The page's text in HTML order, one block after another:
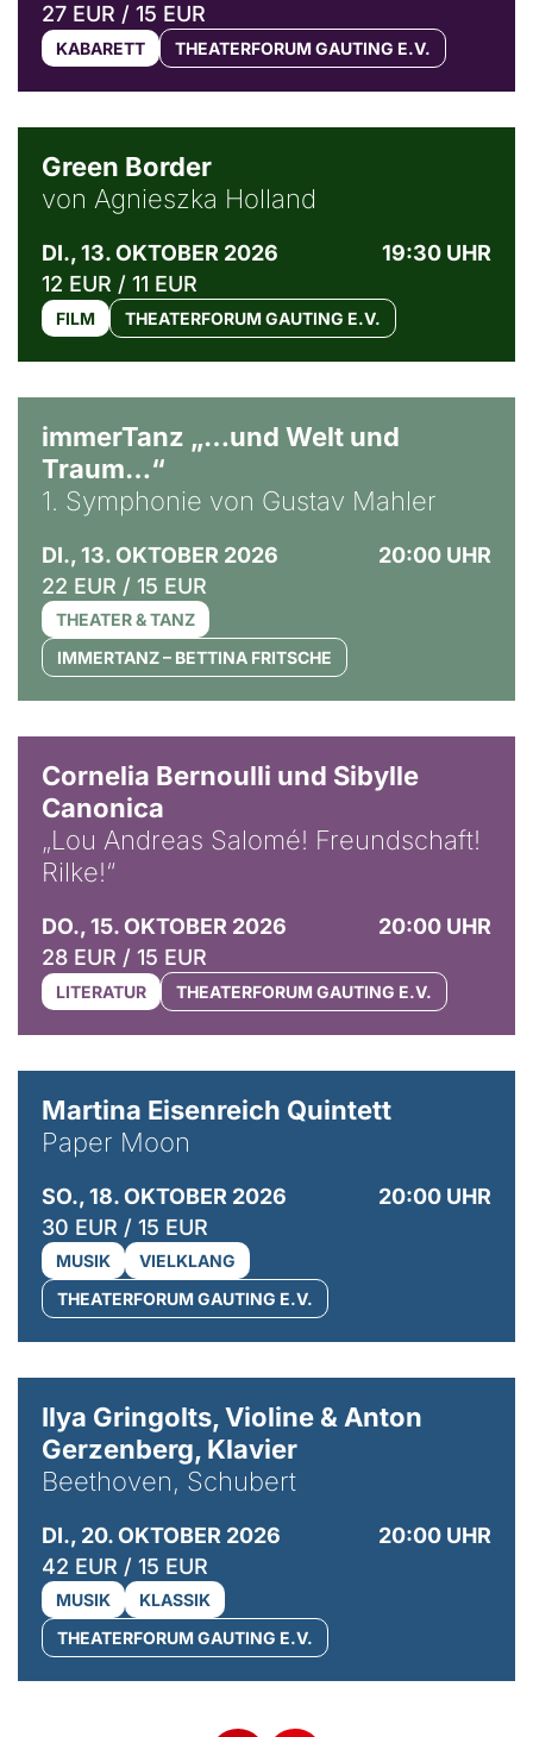
27 EUR / 15 EUR
KABARETT THEATERFORUM GAUTING E.V.
Green Border
von Agnieszka Holland
DI., 13. OKTOBER 2026
19:30 UHR
12 EUR / 11 EUR
FILM THEATERFORUM GAUTING E.V.
immerTanz „…und Welt und
Traum…“
1. Symphonie von Gustav Mahler
DI., 13. OKTOBER 2026
20:00 UHR
22 EUR / 15 EUR
THEATER & TANZ
IMMERTANZ – BETTINA FRITSCHE
Cornelia Bernoulli und Sibylle
Canonica
„Lou Andreas Salomé! Freundschaft!
Rilke!“
DO., 15. OKTOBER 2026
20:00 UHR
28 EUR / 15 EUR
LITERATUR THEATERFORUM GAUTING E.V.
Martina Eisenreich Quintett
Paper Moon
SO., 18. OKTOBER 2026
20:00 UHR
30 EUR / 15 EUR
MUSIK
VIELKLANG
THEATERFORUM GAUTING E.V.
Ilya Gringolts, Violine & Anton
Gerzenberg, Klavier
Beethoven, Schubert
DI., 20. OKTOBER 2026
20:00 UHR
42 EUR / 15 EUR
MUSIK
KLASSIK
THEATERFORUM GAUTING E.V.